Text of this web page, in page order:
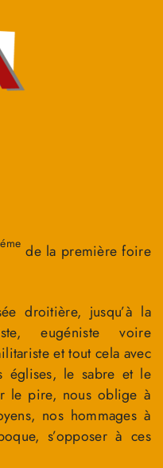
éme de la première foire
droitière, jusqu’à la
eugéniste voire
et tout cela avec
églises, le sabre et le
le pire, nous oblige à
nos hommages à
s’opposer à ces